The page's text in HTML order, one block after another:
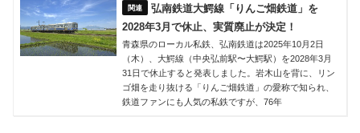
弘南鉄道大鰐線「りんご畑鉄道」を
2028年3月で休止、実質廃止が決定！
青森県のローカル私鉄、弘南鉄道は2025年10月2日
（木）、大鰐線（中央弘前駅〜大鰐駅）を2028年3月
31日で休止すると発表しました。岩木山を背に、リン
ゴ畑を走り抜ける「りんご畑鉄道」の愛称で知られ、
鉄道ファンにも人気の私鉄ですが、76年